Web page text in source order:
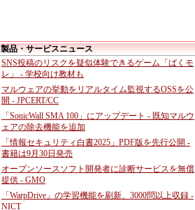
製品・サービスニュース
SNS投稿のリスクを疑似体験できるゲーム「ばくモ
レ」 - 学校向け教材も
マルウェアの挙動をリアルタイム監視するOSSを公
開 - JPCERT/CC
「SonicWall SMA 100」にアップデート - 既知マルウ
ェアの除去機能を追加
「情報セキュリティ白書2025」PDF版を先行公開 -
書籍は9月30日発売
オープンソースソフト開発者に診断サービスを無償
提供 - GMO
「WarpDrive」の学習機能を刷新、3000問以上収録 -
NICT